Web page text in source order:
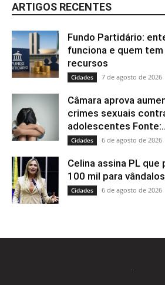
ARTIGOS RECENTES
Fundo Partidário:
funciona e quem
recursos
Cidades 7 de agosto de 2026
Câmara aprova
crimes sexuais
adolescentes
Cidades 6 de agosto de 2026
Celina assina PL que
100 mil para
Cidades 6 de agosto de 2026